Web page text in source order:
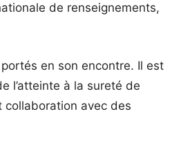
de renseignements,
en son encontre. Il est
l’atteinte à la sureté de
collaboration avec des